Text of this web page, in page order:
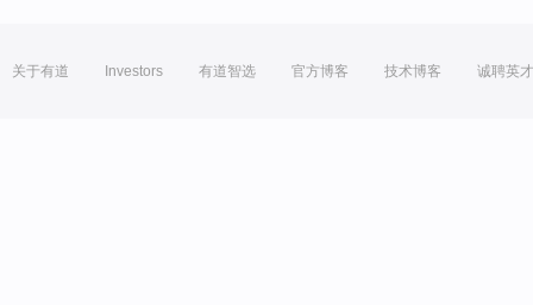
关于有道 Investors 有道智选 官方博客 技术博客 诚聘英才